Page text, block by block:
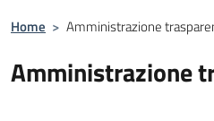
Home > Amministrazione
Amministrazione